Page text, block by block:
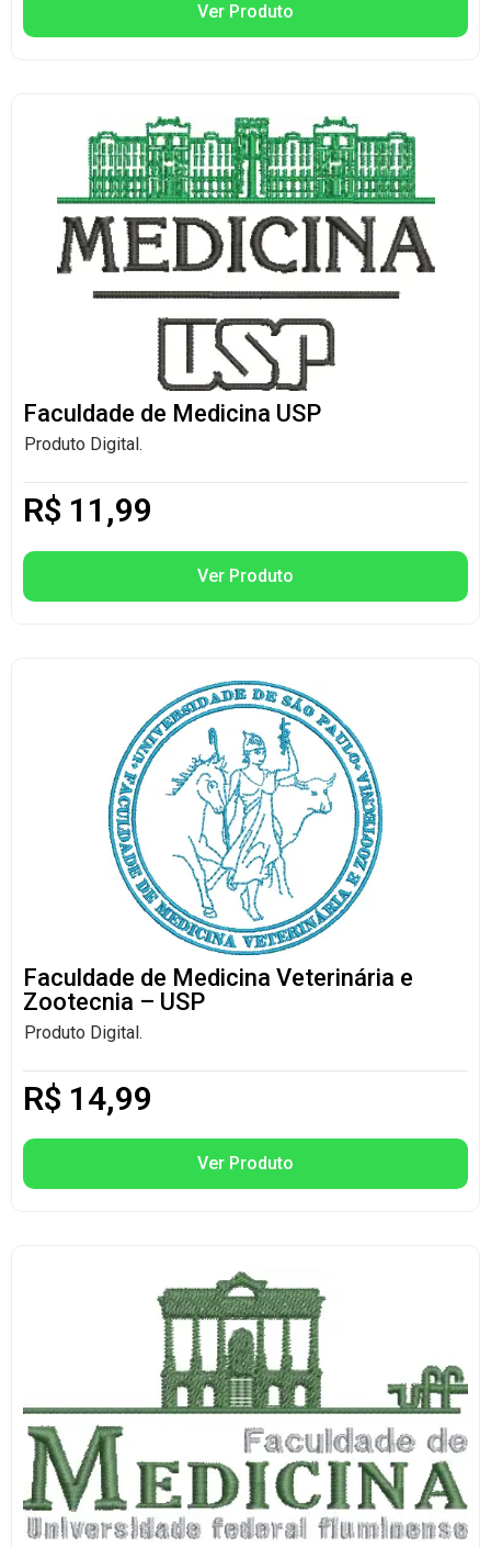
Ver Produto
Faculdade de Medicina USP
Produto Digital.
R$ 11,99
Ver Produto
Faculdade de Medicina Veterinária e
Zootecnia – USP
Produto Digital.
R$ 14,99
Ver Produto